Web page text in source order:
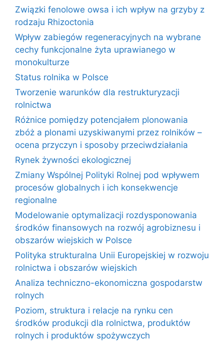
Związki fenolowe owsa i ich wpływ na grzyby z
rodzaju Rhizoctonia
Wpływ zabiegów regeneracyjnych na wybrane
cechy funkcjonalne żyta uprawianego w
monokulturze
Status rolnika w Polsce
Tworzenie warunków dla restrukturyzacji
rolnictwa
Różnice pomiędzy potencjałem plonowania
zbóż a plonami uzyskiwanymi przez rolników –
ocena przyczyn i sposoby przeciwdziałania
Rynek żywności ekologicznej
Zmiany Wspólnej Polityki Rolnej pod wpływem
procesów globalnych i ich konsekwencje
regionalne
Modelowanie optymalizacji rozdysponowania
środków finansowych na rozwój agrobiznesu i
obszarów wiejskich w Polsce
Polityka strukturalna Unii Europejskiej w rozwoju
rolnictwa i obszarów wiejskich
Analiza techniczno-ekonomiczna gospodarstw
rolnych
Poziom, struktura i relacje na rynku cen
środków produkcji dla rolnictwa, produktów
rolnych i produktów spożywczych